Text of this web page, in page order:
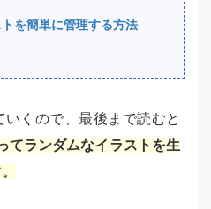
を簡単に管理する方法
くので、最後まで読むと
てランダムなイラストを生